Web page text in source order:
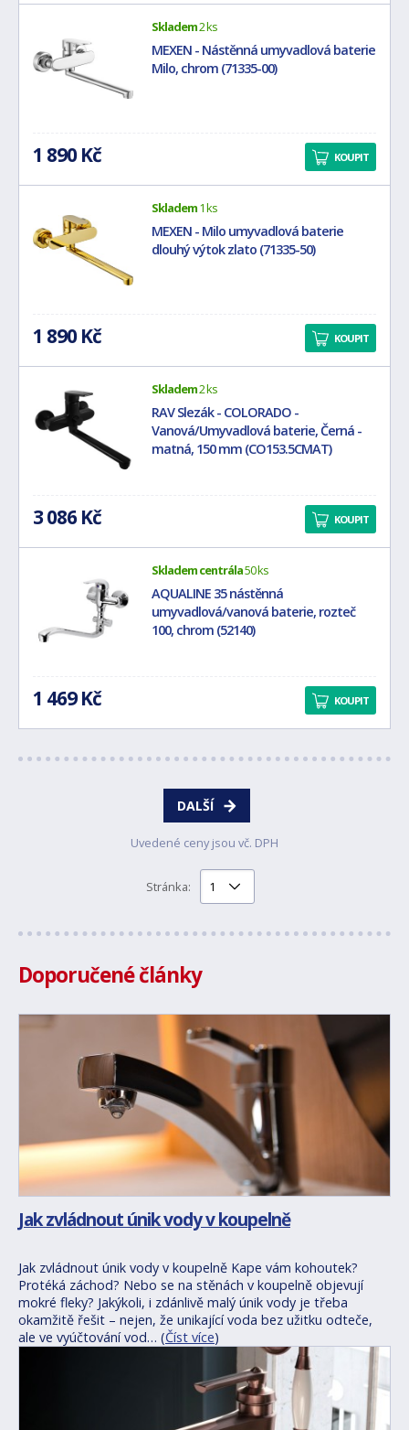
Skladem2 ks
MEXEN - Nástěnná umyvadlová baterie
Milo, chrom (71335-00)
1 890 Kč KOUPIT
Skladem1 ks
MEXEN - Milo umyvadlová baterie
dlouhý výtok zlato (71335-50)
1 890 Kč KOUPIT
Skladem2 ks
RAV Slezák - COLORADO -
Vanová/Umyvadlová baterie, Černá -
matná, 150 mm (CO153.5CMAT)
3 086 Kč KOUPIT
Skladem centrála50 ks
AQUALINE 35 nástěnná
umyvadlová/vanová baterie, rozteč
100, chrom (52140)
1 469 Kč KOUPIT
DALŠÍ
Uvedené ceny jsou vč. DPH
Stránka:
Doporučené články
Jak zvládnout únik vody v koupelně
Jak zvládnout únik vody v koupelně Kape vám kohoutek?
Protéká záchod? Nebo se na stěnách v koupelně objevují
mokré fleky? Jakýkoli, i zdánlivě malý únik vody je třeba
okamžitě řešit – nejen, že unikající voda bez užitku odteče,
ale ve vyúčtování vod… (Číst více)